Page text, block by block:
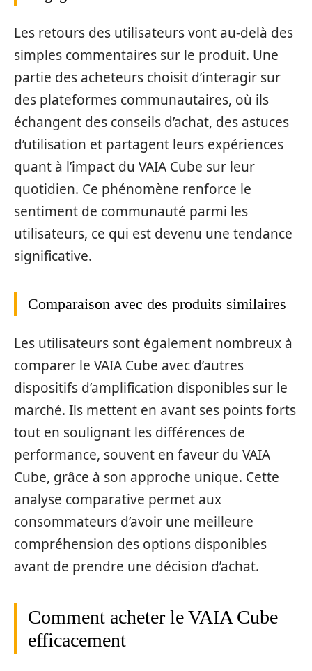
Les retours des utilisateurs vont au-delà des
simples commentaires sur le produit. Une
partie des acheteurs choisit d’interagir sur
des plateformes communautaires, où ils
échangent des conseils d’achat, des astuces
d’utilisation et partagent leurs expériences
quant à l’impact du VAIA Cube sur leur
quotidien. Ce phénomène renforce le
sentiment de communauté parmi les
utilisateurs, ce qui est devenu une tendance
significative.
Comparaison avec des produits similaires
Les utilisateurs sont également nombreux à
comparer le VAIA Cube avec d’autres
dispositifs d’amplification disponibles sur le
marché. Ils mettent en avant ses points forts
tout en soulignant les différences de
performance, souvent en faveur du VAIA
Cube, grâce à son approche unique. Cette
analyse comparative permet aux
consommateurs d’avoir une meilleure
compréhension des options disponibles
avant de prendre une décision d’achat.
Comment acheter le VAIA Cube
efficacement